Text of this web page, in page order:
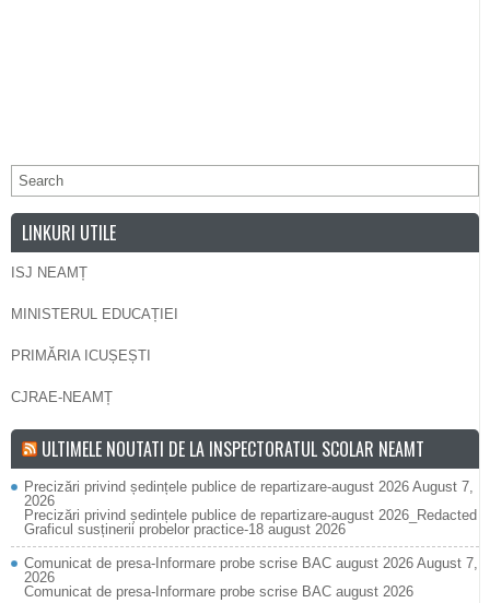
LINKURI UTILE
ISJ NEAMȚ
MINISTERUL EDUCAȚIEI
PRIMĂRIA ICUȘEȘTI
CJRAE-NEAMȚ
ULTIMELE NOUTATI DE LA INSPECTORATUL SCOLAR NEAMT
Precizări privind ședințele publice de repartizare-august 2026 August 7,
2026
Precizări privind ședințele publice de repartizare-august 2026_Redacted
Graficul susținerii probelor practice-18 august 2026
Comunicat de presa-Informare probe scrise BAC august 2026 August 7,
2026
Comunicat de presa-Informare probe scrise BAC august 2026